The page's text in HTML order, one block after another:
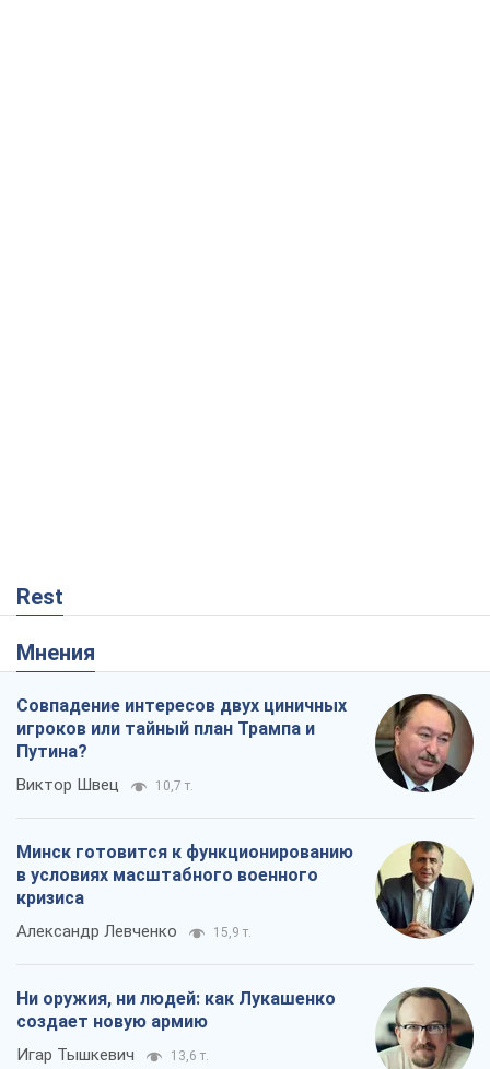
Rest
Мнения
Совпадение интересов двух циничных
игроков или тайный план Трампа и
Путина?
Виктор Швец 10,7 т.
Минск готовится к функционированию
в условиях масштабного военного
кризиса
Александр Левченко 15,9 т.
Ни оружия, ни людей: как Лукашенко
создает новую армию
Игар Тышкевич 13,6 т.